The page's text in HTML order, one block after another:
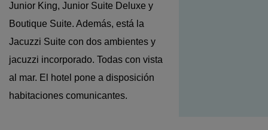
Junior King, Junior Suite Deluxe y
Boutique Suite. Además, está la
Jacuzzi Suite con dos ambientes y
jacuzzi incorporado. Todas con vista
al mar. El hotel pone a disposición
habitaciones comunicantes.